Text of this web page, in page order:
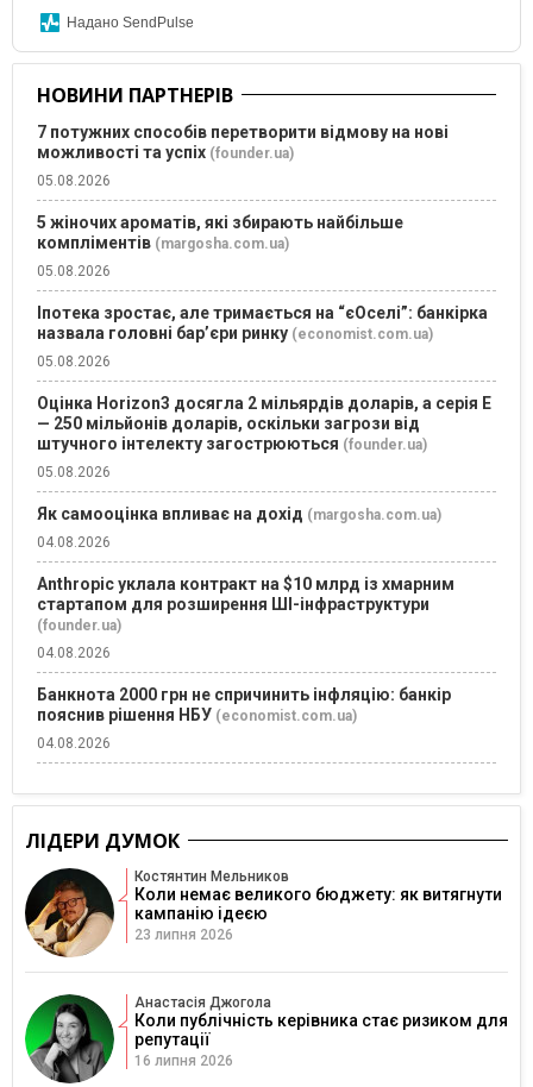
Надано SendPulse
НОВИНИ ПАРТНЕРІВ
7 потужних способів перетворити відмову на нові
можливості та успіх (founder.ua)
05.08.2026
5 жіночих ароматів, які збирають найбільше
компліментів (margosha.com.ua)
05.08.2026
Іпотека зростає, але тримається на “єОселі”: банкірка
назвала головні бар’єри ринку (economist.com.ua)
05.08.2026
Оцінка Horizon3 досягла 2 мільярдів доларів, а серія E
— 250 мільйонів доларів, оскільки загрози від
штучного інтелекту загострюються (founder.ua)
05.08.2026
Як самооцінка впливає на дохід (margosha.com.ua)
04.08.2026
Anthropic уклала контракт на $10 млрд із хмарним
стартапом для розширення ШІ-інфраструктури
(founder.ua)
04.08.2026
Банкнота 2000 грн не спричинить інфляцію: банкір
пояснив рішення НБУ (economist.com.ua)
04.08.2026
ЛІДЕРИ ДУМОК
Костянтин Мельников
Коли немає великого бюджету: як витягнути
кампанію ідеєю
23 липня 2026
Анастасія Джогола
Коли публічність керівника стає ризиком для
репутації
16 липня 2026